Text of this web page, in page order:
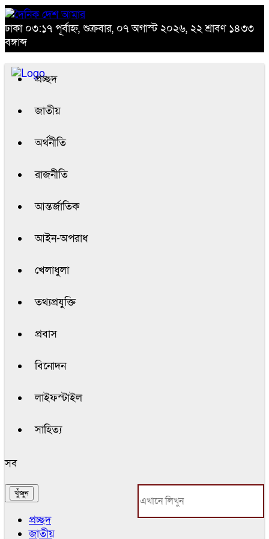
ঢাকা ০৩:১৭ পূর্বাহ্ন, শুক্রবার, ০৭ অগাস্ট ২০২৬, ২২ শ্রাবণ ১৪৩৩
বঙ্গাব্দ
প্রচ্ছদ
জাতীয়
অর্থনীতি
রাজনীতি
আন্তর্জাতিক
আইন-অপরাধ
খেলাধুলা
তথ্যপ্রযুক্তি
প্রবাস
বিনোদন
লাইফস্টাইল
সাহিত্য
সব
প্রচ্ছদ
জাতীয়